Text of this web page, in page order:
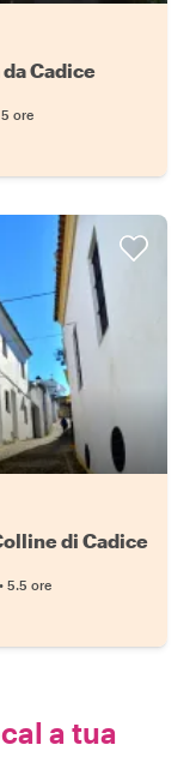
Cadice
5 ore
di Cadice
• 5.5 ore
a tua